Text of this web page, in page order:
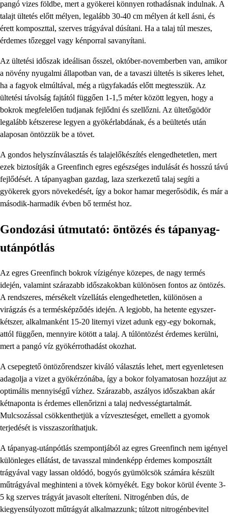
pangó vizes földbe, mert a gyökerei könnyen rothadásnak indulnak. A
talajt ültetés előtt mélyen, legalább 30-40 cm mélyen át kell ásni, és
érett komposzttal, szerves trágyával dúsítani. Ha a talaj túl meszes,
érdemes tőzeggel vagy kénporral savanyítani.
Az ültetési időszak ideálisan ősszel, október-novemberben van, amikor
a növény nyugalmi állapotban van, de a tavaszi ültetés is sikeres lehet,
ha a fagyok elmúltával, még a rügyfakadás előtt megtesszük. Az
ültetési távolság fajtától függően 1-1,5 méter között legyen, hogy a
bokrok megfelelően tudjanak fejlődni és szellőzni. Az ültetőgödör
legalább kétszerese legyen a gyökérlabdának, és a beültetés után
alaposan öntözzük be a tövet.
A gondos helyszínválasztás és talajelőkészítés elengedhetetlen, mert
ezek biztosítják a Greenfinch egres egészséges indulását és hosszú távú
fejlődését. A tápanyagban gazdag, laza szerkezetű talaj segíti a
gyökerek gyors növekedését, így a bokor hamar megerősödik, és már a
második-harmadik évben bő termést hoz.
Gondozási útmutató: öntözés és tápanyag-
utánpótlás
Az egres Greenfinch bokrok vízigénye közepes, de nagy termés
idején, valamint szárazabb időszakokban különösen fontos az öntözés.
A rendszeres, mérsékelt vízellátás elengedhetetlen, különösen a
virágzás és a termésképződés idején. A legjobb, ha hetente egyszer-
kétszer, alkalmanként 15-20 liternyi vizet adunk egy-egy bokornak,
attól függően, mennyire kötött a talaj. A túlöntözést érdemes kerülni,
mert a pangó víz gyökérrothadást okozhat.
A csepegtető öntözőrendszer kiváló választás lehet, mert egyenletesen
adagolja a vizet a gyökérzónába, így a bokor folyamatosan hozzájut az
optimális mennyiségű vízhez. Szárazabb, aszályos időszakban akár
kétnaponta is érdemes ellenőrizni a talaj nedvességtartalmát.
Mulcsozással csökkenthetjük a vízveszteséget, emellett a gyomok
terjedését is visszaszoríthatjuk.
A tápanyag-utánpótlás szempontjából az egres Greenfinch nem igényel
különleges ellátást, de tavasszal mindenképp érdemes komposztált
trágyával vagy lassan oldódó, bogyós gyümölcsök számára készült
műtrágyával meghinteni a tövek környékét. Egy bokor körül évente 3-
5 kg szerves trágyát javasolt elteríteni. Nitrogénben dús, de
kiegyensúlyozott műtrágyát alkalmazzunk; túlzott nitrogénbevitel